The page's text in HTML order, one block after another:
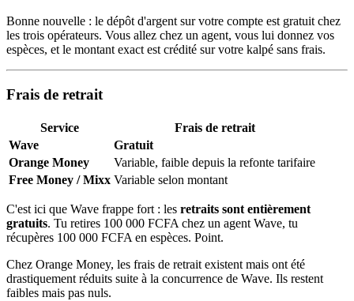
Bonne nouvelle : le dépôt d'argent sur votre compte est gratuit chez
les trois opérateurs. Vous allez chez un agent, vous lui donnez vos
espèces, et le montant exact est crédité sur votre kalpé sans frais.
Frais de retrait
Service
Frais de retrait
Wave
Gratuit
Orange Money
Variable, faible depuis la refonte tarifaire
Free Money / Mixx Variable selon montant
C'est ici que Wave frappe fort : les retraits sont entièrement
gratuits. Tu retires 100 000 FCFA chez un agent Wave, tu
récupères 100 000 FCFA en espèces. Point.
Chez Orange Money, les frais de retrait existent mais ont été
drastiquement réduits suite à la concurrence de Wave. Ils restent
faibles mais pas nuls.